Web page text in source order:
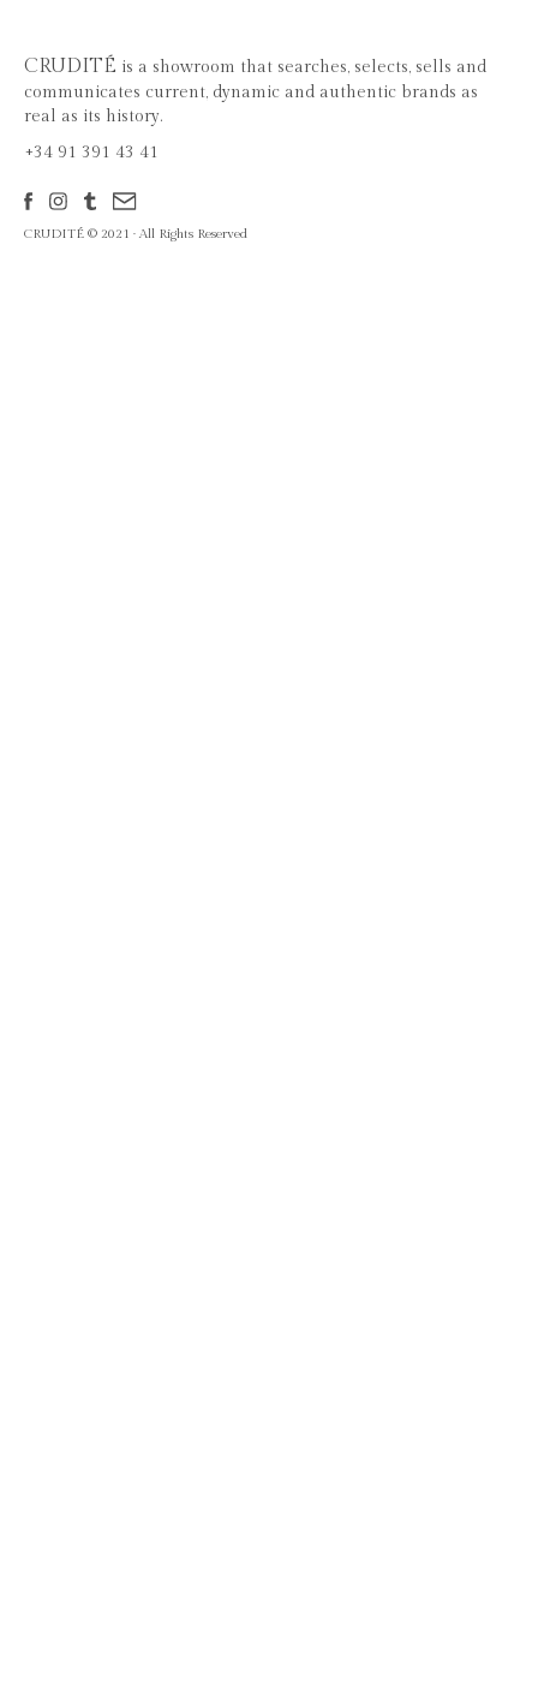
CRUDITÉ is a showroom that searches, selects, sells and
communicates current, dynamic and authentic brands as
real as its history.
+34 91 391 43 41
CRUDITÉ © 2021 · All Rights Reserved